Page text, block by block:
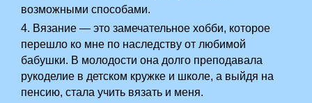
возможными способами.
4. Вязание — это замечательное хобби, которое
перешло ко мне по наследству от любимой
бабушки. В молодости она долго преподавала
рукоделие в детском кружке и школе, а выйдя на
пенсию, стала учить вязать и меня.